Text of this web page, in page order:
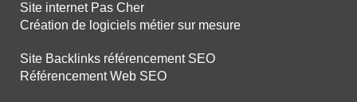
Site internet Pas Cher
Création de logiciels métier sur mesure
Site Backlinks référencement SEO
Référencement Web SEO